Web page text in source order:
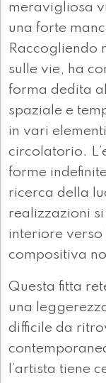
meravigliosa
una forte
Raccogliendo
sulle vie, ha
forma dedita
spaziale e
in vari
circolatorio.
forme
ricerca della
realizzazioni
interiore
compositiva
Questa fitta
una
difficile da
l’artista tiene